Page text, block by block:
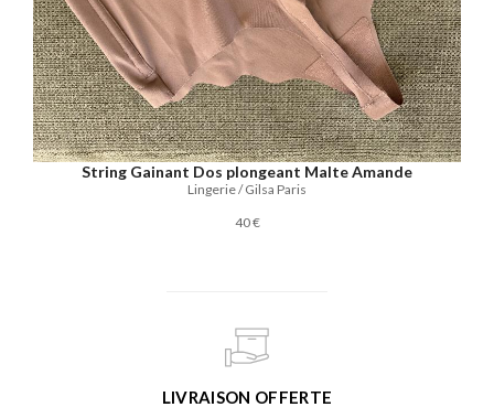
String Gainant Dos plongeant Malte Amande
Lingerie / Gilsa Paris
40 €
LIVRAISON OFFERTE